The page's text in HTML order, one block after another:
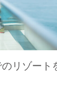
リゾート